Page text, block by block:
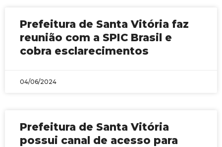
Prefeitura de Santa Vitória faz
reunião com a SPIC Brasil e
cobra esclarecimentos
04/06/2024
Prefeitura de Santa Vitória
possui canal de acesso para